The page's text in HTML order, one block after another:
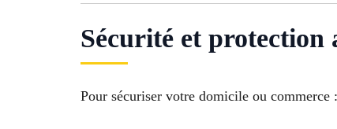
Sécurité et protection
Pour sécuriser votre domicile ou commerce :